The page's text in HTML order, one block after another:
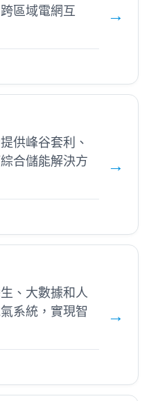
區域電網互
供峰谷套利、
合儲能解決方
、大數據和人
系統，實現智